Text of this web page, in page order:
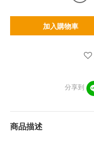
加入購物車
分享到
商品描述